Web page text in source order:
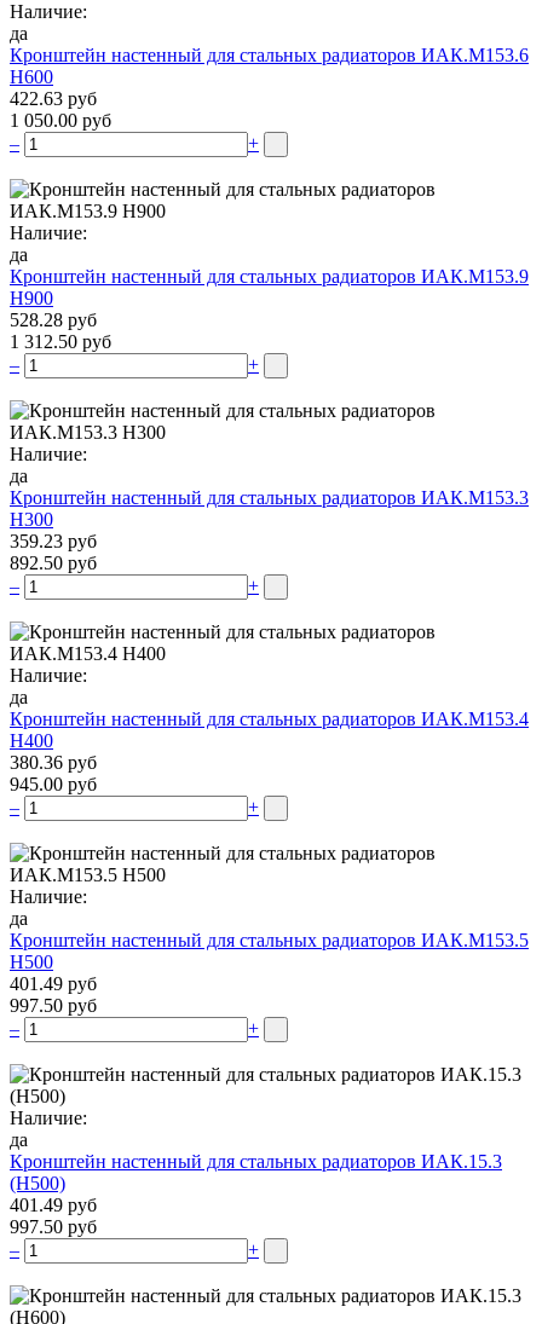
Наличие:
да
Кронштейн настенный для стальных радиаторов ИАК.М153.6
Н600
422.63 руб
1 050.00 руб
–
+
Наличие:
да
Кронштейн настенный для стальных радиаторов ИАК.М153.9
Н900
528.28 руб
1 312.50 руб
–
+
Наличие:
да
Кронштейн настенный для стальных радиаторов ИАК.М153.3
Н300
359.23 руб
892.50 руб
–
+
Наличие:
да
Кронштейн настенный для стальных радиаторов ИАК.М153.4
Н400
380.36 руб
945.00 руб
–
+
Наличие:
да
Кронштейн настенный для стальных радиаторов ИАК.М153.5
Н500
401.49 руб
997.50 руб
–
+
Наличие:
да
Кронштейн настенный для стальных радиаторов ИАК.15.3
(H500)
401.49 руб
997.50 руб
–
+